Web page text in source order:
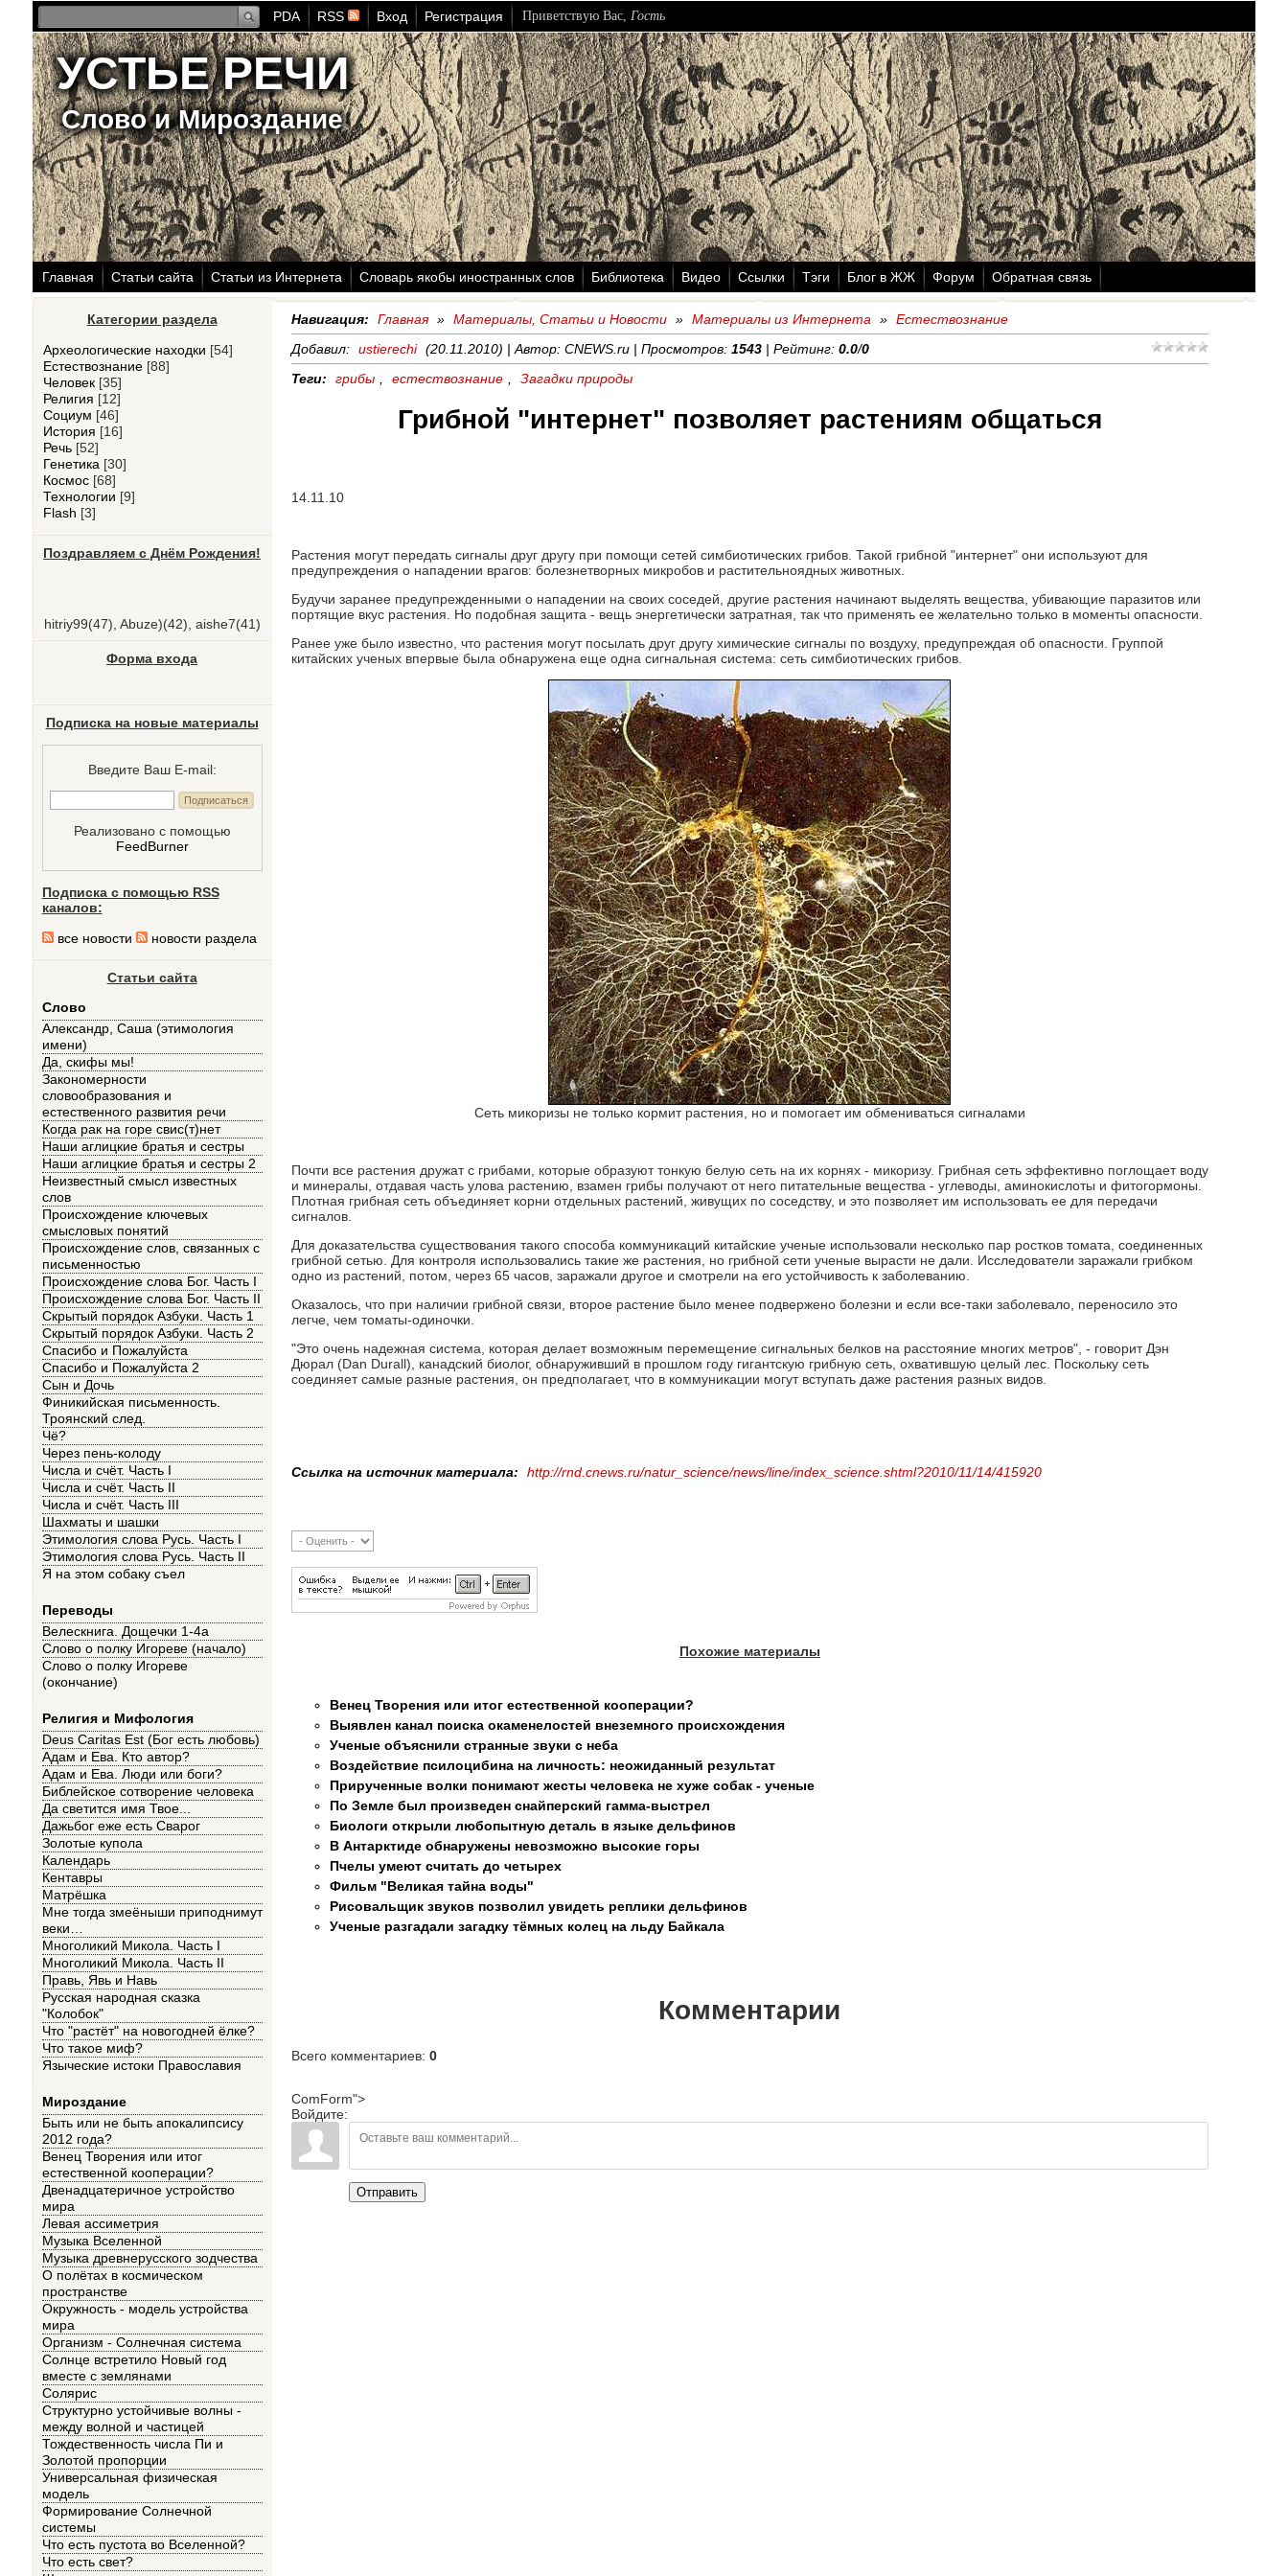
PDA RSS Вход Регистрация Приветствую Вас, Гость
УСТЬЕ РЕЧИ
Слово и Мироздание
Главная Статьи сайта Статьи из Интернета Словарь якобы иностранных слов Библиотека Видео Ссылки Тэги Блог в ЖЖ Форум Обратная связь
Категории раздела
Археологические находки [54]
Естествознание [88]
Человек [35]
Религия [12]
Социум [46]
История [16]
Речь [52]
Генетика [30]
Космос [68]
Технологии [9]
Flash [3]
Поздравляем с Днём Рождения!
hitriy99(47) Abuze)(42) aishe7(41)
Форма входа
Подписка на новые материалы
Введите Ваш E-mail:
Реализовано с помощью
FeedBurner
Подписка с помощью RSS
каналов:
все новости
новости раздела
Статьи сайта
Слово
Александр, Саша (этимология
имени)
Да, скифы мы!
Закономерности
словообразования и
естественного развития речи
Когда рак на горе свис(т)нет
Наши аглицкие братья и сестры
Наши аглицкие братья и сестры 2
Неизвестный смысл известных
слов
Происхождение ключевых
смысловых понятий
Происхождение слов, связанных с
письменностью
Происхождение слова Бог. Часть I
Происхождение слова Бог. Часть II
Скрытый порядок Азбуки. Часть 1
Скрытый порядок Азбуки. Часть 2
Спасибо и Пожалуйста
Спасибо и Пожалуйста 2
Сын и Дочь
Финикийская письменность.
Троянский след.
Чё?
Через пень-колоду
Числа и счёт. Часть I
Числа и счёт. Часть II
Числа и счёт. Часть III
Шахматы и шашки
Этимология слова Русь. Часть I
Этимология слова Русь. Часть II
Я на этом собаку съел
Переводы
Велескнига. Дощечки 1-4а
Слово о полку Игореве (начало)
Слово о полку Игореве
(окончание)
Религия и Мифология
Deus Caritas Est (Бог есть любовь)
Адам и Ева. Кто автор?
Адам и Ева. Люди или боги?
Библейское сотворение человека
Да светится имя Твое...
Дажьбог еже есть Сварог
Золотые купола
Календарь
Кентавры
Матрёшка
Мне тогда змеёныши приподнимут
веки…
Многоликий Микола. Часть I
Многоликий Микола. Часть II
Правь, Явь и Навь
Русская народная сказка
"Колобок"
Что "растёт" на новогодней ёлке?
Что такое миф?
Языческие истоки Православия
Мироздание
Быть или не быть апокалипсису
2012 года?
Венец Творения или итог
естественной кооперации?
Двенадцатеричное устройство
мира
Левая ассиметрия
Музыка Вселенной
Музыка древнерусского зодчества
О полётах в космическом
пространстве
Окружность - модель устройства
мира
Организм - Солнечная система
Солнце встретило Новый год
вместе с землянами
Солярис
Структурно устойчивые волны -
между волной и частицей
Тождественность числа Пи и
Золотой пропорции
Универсальная физическая
модель
Формирование Солнечной
системы
Что есть пустота во Вселенной?
Что есть свет?
Навигация: Главная » Материалы, Статьи и Новости » Материалы из Интернета » Естествознание
Добавил: ustierechi (20.11.2010) | Автор: CNEWS.ru | Просмотров: 1543| Рейтинг: 0.0/0
Теги:
грибы естествознание Загадки природы
Грибной "интернет" позволяет растениям общаться
14.11.10
Растения могут передать сигналы друг другу при помощи сетей симбиотических грибов. Такой грибной "интернет" они используют для
предупреждения о нападении врагов: болезнетворных микробов и растительноядных животных.
Будучи заранее предупрежденными о нападении на своих соседей, другие растения начинают выделять вещества, убивающие паразитов или
портящие вкус растения. Но подобная защита - вещь энергетически затратная, так что применять ее желательно только в моменты опасности.
Ранее уже было известно, что растения могут посылать друг другу химические сигналы по воздуху, предупреждая об опасности. Группой
китайских ученых впервые была обнаружена еще одна сигнальная система: сеть симбиотических грибов.
Сеть микоризы не только кормит растения, но и помогает им обмениваться сигналами
Почти все растения дружат с грибами, которые образуют тонкую белую сеть на их корнях - микоризу. Грибная сеть эффективно поглощает воду
и минералы, отдавая часть улова растению, взамен грибы получают от него питательные вещества - углеводы, аминокислоты и фитогормоны.
Плотная грибная сеть объединяет корни отдельных растений, живущих по соседству, и это позволяет им использовать ее для передачи
сигналов.
Для доказательства существования такого способа коммуникаций китайские ученые использовали несколько пар ростков томата, соединенных
грибной сетью. Для контроля использовались такие же растения, но грибной сети ученые вырасти не дали. Исследователи заражали грибком
одно из растений, потом, через 65 часов, заражали другое и смотрели на его устойчивость к заболеванию.
Оказалось, что при наличии грибной связи, второе растение было менее подвержено болезни и если все-таки заболевало, переносило это
легче, чем томаты-одиночки.
"Это очень надежная система, которая делает возможным перемещение сигнальных белков на расстояние многих метров", - говорит Дэн
Дюрал (Dan Durall), канадский биолог, обнаруживший в прошлом году гигантскую грибную сеть, охватившую целый лес. Поскольку сеть
соединяет самые разные растения, он предполагает, что в коммуникации могут вступать даже растения разных видов.
Ссылка на источник материала: http://rnd.cnews.ru/natur_science/news/line/index_science.shtml?2010/11/14/415920
Похожие материалы
Венец Творения или итог естественной кооперации?
Выявлен канал поиска окаменелостей внеземного происхождения
Ученые объяснили странные звуки с неба
Воздействие псилоцибина на личность: неожиданный результат
Прирученные волки понимают жесты человека не хуже собак - ученые
По Земле был произведен снайперский гамма-выстрел
Биологи открыли любопытную деталь в языке дельфинов
В Антарктиде обнаружены невозможно высокие горы
Пчелы умеют считать до четырех
Фильм "Великая тайна воды"
Рисовальщик звуков позволил увидеть реплики дельфинов
Ученые разгадали загадку тёмных колец на льду Байкала
Комментарии
Всего комментариев: 0
ComForm">
Войдите:
Отправить